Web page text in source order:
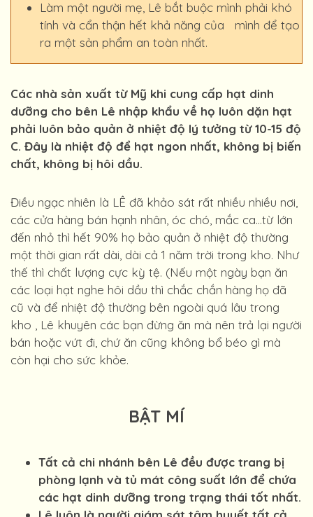
Làm một người mẹ, Lê bắt buộc mình phải khó
tính và cẩn thận hết khả năng của mình để tạo
ra một sản phẩm an toàn nhất.
Các nhà sản xuất từ Mỹ khi cung cấp hạt dinh
dưỡng cho bên Lê nhập khẩu về họ luôn dặn hạt
phải luôn bảo quản ở nhiệt độ lý tưởng từ 10-15 độ
C. Đây là nhiệt độ để hạt ngon nhất, không bị biến
chất, không bị hôi dầu.
Điều ngạc nhiên là LÊ đã khảo sát rất nhiều nhiều nơi,
các cửa hàng bán hạnh nhân, óc chó, mắc ca...từ lớn
đến nhỏ thì hết 90% họ bảo quản ở nhiệt độ thường
một thời gian rất dài, dài cả 1 năm trời trong kho. Như
thế thì chất lượng cực kỳ tệ. (Nếu một ngày bạn ăn
các loại hạt nghe hôi dầu thì chắc chắn hàng họ đã
cũ và để nhiệt độ thường bên ngoài quá lâu trong
kho , Lê khuyên các bạn đừng ăn mà nên trả lại người
bán hoặc vứt đi, chứ ăn cũng không bổ béo gì mà
còn hại cho sức khỏe.
BẬT MÍ
Tất cả chi nhánh bên Lê đều được trang bị
phòng lạnh và tủ mát công suất lớn để chứa
các hạt dinh dưỡng trong trạng thái tốt nhất.